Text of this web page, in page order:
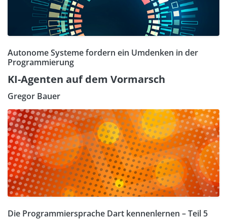
Autonome Systeme fordern ein Umdenken in der
Programmierung
KI-Agenten auf dem Vormarsch
Gregor Bauer
Die Programmiersprache Dart kennenlernen – Teil 5